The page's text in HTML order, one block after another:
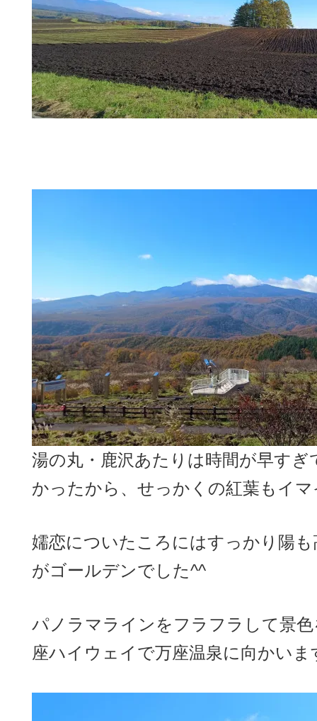
湯の丸・鹿沢あたりは時間が早す
かったから、せっかくの紅葉もイ
嬬恋についたころにはすっかり陽
がゴールデンでした^^
パノラマラインをフラフラして景
座ハイウェイで万座温泉に向かいま